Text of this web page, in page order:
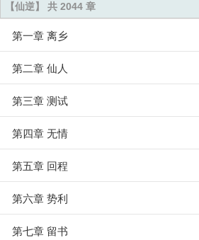
【仙逆】 共 2044 章
第一章 离乡
第二章 仙人
第三章 测试
第四章 无情
第五章 回程
第六章 势利
第七章 留书